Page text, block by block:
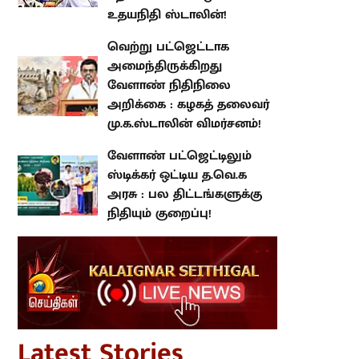
வெற்று பட்ஜெட்டாக
அமைந்திருக்கிறது வேளாண்
நிதிநிலை அறிக்கை : கழகத்
தலைவர் மு.க.ஸ்டாலின்
விமர்சனம்!
வேளாண் பட்ஜெட்டிலும் ஸ்டிக்கர்
ஒட்டிய த.வெ.க அரசு : பல
திட்டங்களுக்கு நிதியும் குறைப்பு!
Stories